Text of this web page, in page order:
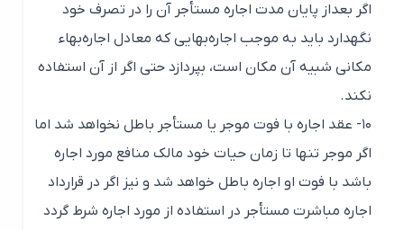
اگر بعداز پایان مدت اجاره مستأجر آن را در تصرف خود
نگهدارد باید به موجب اجاره‌بهایی که معادل اجاره‌بهاء
مکانی شبیه آن مکان است، بپردازد حتی اگر از آن استفاده
نکند.
۱۰- عقد اجاره با فوت موجر یا مستأجر باطل نخواهد شد اما
اگر موجر تنها تا زمان حیات خود مالک منافع مورد اجاره
باشد با فوت او اجاره باطل خواهد شد و نیز اگر در قرارداد
اجاره مباشرت مستأجر در استفاده از مورد اجاره شرط گردد